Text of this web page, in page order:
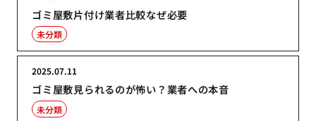
ゴミ屋敷片付け業者比較なぜ必要
未分類
ゴミ屋敷見られるのが怖い？業者への本音
2025.07.11
未分類